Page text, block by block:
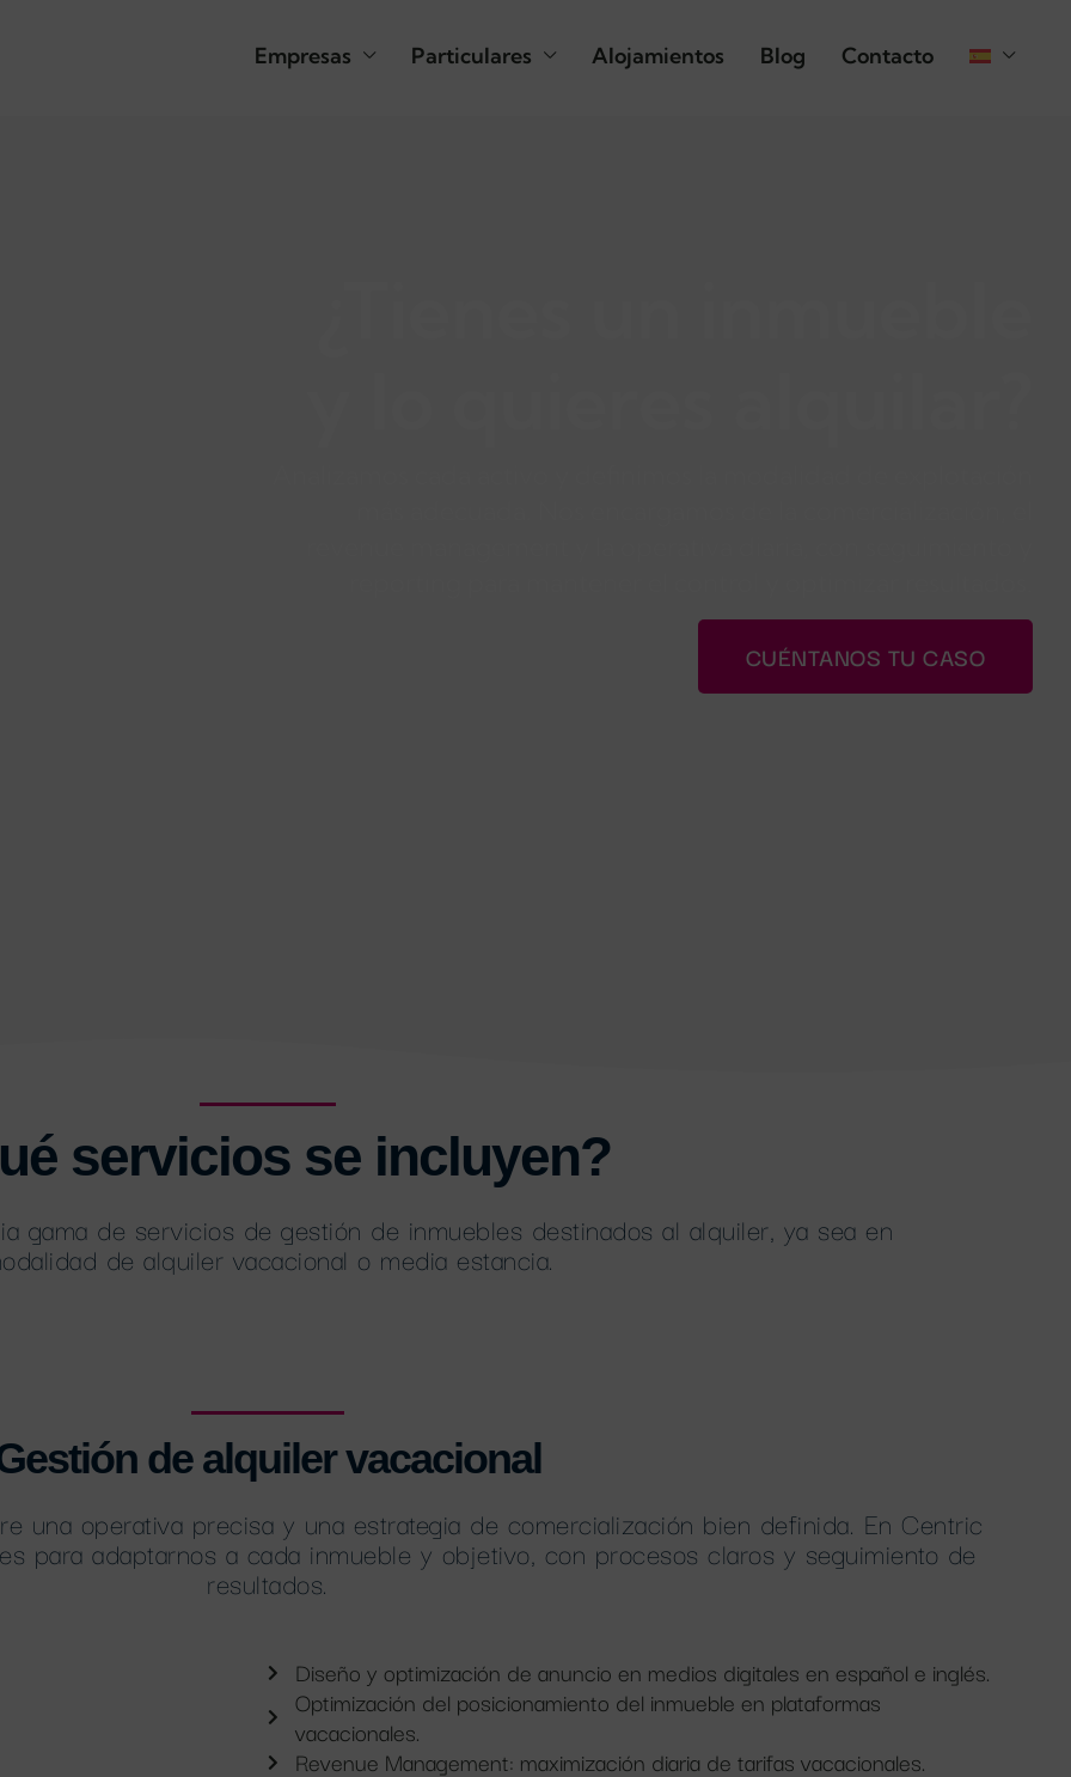
Empresas Particulares Alojamientos Blog Contacto
CUÉNTANOS TU CASO
servicios se incluyen?
gama de servicios de gestión de inmuebles destinados al alquiler, ya sea en
de alquiler vacacional o media estancia.
de alquiler vacacional
una operativa precisa y una estrategia de comercialización bien definida. En Centric
para adaptarnos a cada inmueble y objetivo, con procesos claros y seguimiento de
resultados.
Diseño y optimización de anuncio en medios digitales en español e inglés.
Optimización del posicionamiento del inmueble en plataformas
vacacionales.
Revenue Management: maximización diaria de tarifas vacacionales.